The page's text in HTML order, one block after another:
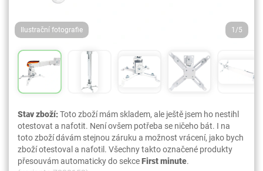
Ilustrační fotografie 1/5
Stav zboží:Toto zboží mám skladem, ale ještě jsem ho nestihl
otestovat a nafotit. Není ovšem potřeba se ničeho bát. I na
toto zboží dávám stejnou záruku a možnost vrácení, jako bych
zboží otestoval a nafotil. Všechny takto označené produkty
přesouvám automaticky do sekceFirst minute.